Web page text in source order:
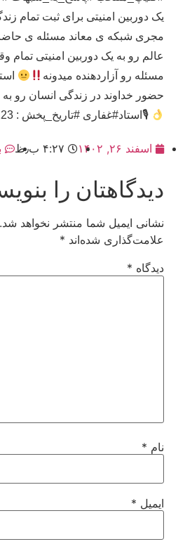
یک دوربین امنیتی برای ثبت تمام
مجری شبکه ی معاند مسئله ی حاضر
عالم رو به یک دوربین امنیتی تمام
مسئله رو آزاردهنده میدونه
حضور خداوند در زندگی انسان رو به
🎙استاد#غفاری #تاریخ_پخش : 1402.12.23
اسفند ۲۶, ۱۴۰۲ ۴:۲۷ ب٫ظ
دیدگاهتان را
نشانی ایمیل شما منتشر نخواهد شد.
علامت‌گذاری شده‌اند *
دیدگاه *
نام *
ایمیل *